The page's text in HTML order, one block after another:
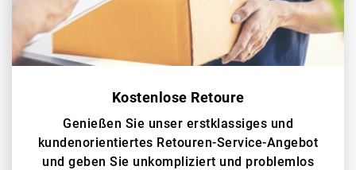
Kostenlose Retoure
Genießen Sie unser erstklassiges und
kundenorientiertes Retouren-Service-Angebot
und geben Sie unkompliziert und problemlos